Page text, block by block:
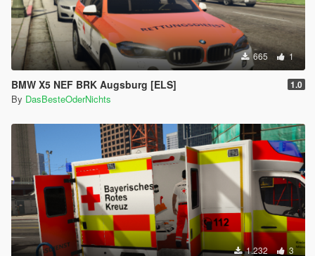
665 1
BMW X5 NEF BRK Augsburg [ELS] 1.0
By DasBesteOderNichts
1.232 3